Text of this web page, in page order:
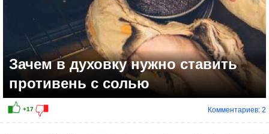
Зачем в духовку нужно ставить
противень с солью
Комментариев: 2